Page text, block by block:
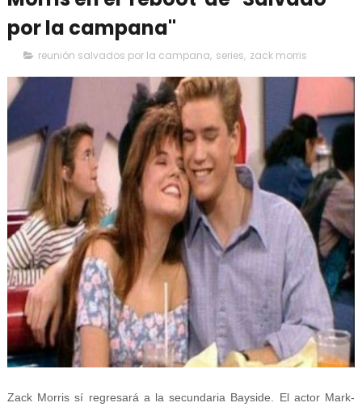
por la campana"
reunión salvados por la campana, series, zack morris
Zack Morris sí regresará a la secundaria Bayside. El actor Mark-